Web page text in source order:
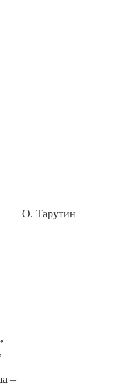
О. Тарутин
–